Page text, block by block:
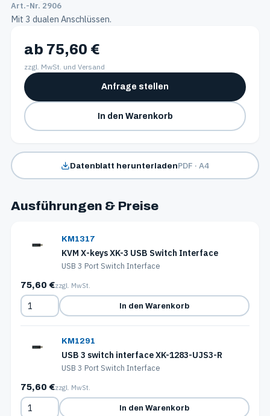
Art.-Nr. 2906
Mit 3 dualen Anschlüssen.
ab 75,60 €
zzgl. MwSt. und Versand
In den Warenkorb
Anfrage stellen
Datenblatt herunterladenPDF · A4
Ausführungen & Preise
KM1317
KVM X-keys XK-3 USB Switch Interface
USB 3 Port Switch Interface
75,60 €zzgl. MwSt.
In den Warenkorb
KM1291
USB 3 switch interface XK-1283-UJS3-R
USB 3 Port Switch Interface
75,60 €zzgl. MwSt.
In den Warenkorb